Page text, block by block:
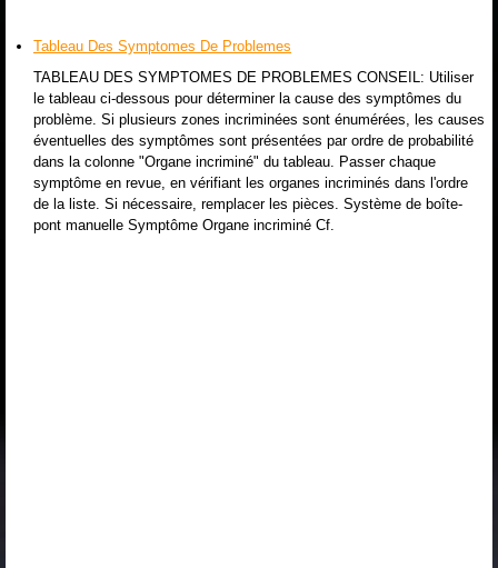
Tableau Des Symptomes De Problemes
TABLEAU DES SYMPTOMES DE PROBLEMES CONSEIL: Utiliser
le tableau ci-dessous pour déterminer la cause des symptômes du
problème. Si plusieurs zones incriminées sont énumérées, les causes
éventuelles des symptômes sont présentées par ordre de probabilité
dans la colonne "Organe incriminé" du tableau. Passer chaque
symptôme en revue, en vérifiant les organes incriminés dans l'ordre
de la liste. Si nécessaire, remplacer les pièces. Système de boîte-
pont manuelle Symptôme Organe incriminé Cf.